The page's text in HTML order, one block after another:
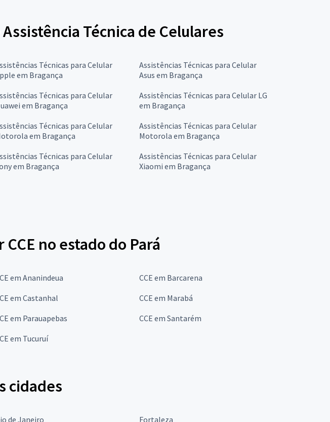
Técnica de Celulares
Técnicas para Celular
em Bragança
Assistências Técnicas para Celular
Asus em Bragança
Técnicas para Celular
em Bragança
Assistências Técnicas para Celular LG
em Bragança
Técnicas para Celular
em Bragança
Assistências Técnicas para Celular
Motorola em Bragança
Técnicas para Celular
em Bragança
Assistências Técnicas para Celular
Xiaomi em Bragança
no estado do Pará
em Ananindeua
CCE em Barcarena
em Castanhal
CCE em Marabá
em Parauapebas
CCE em Santarém
em Tucuruí
cidades
de Janeiro Fortaleza